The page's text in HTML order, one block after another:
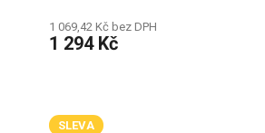
1 069,42 Kč bez DPH
1 294 Kč
SLEVA